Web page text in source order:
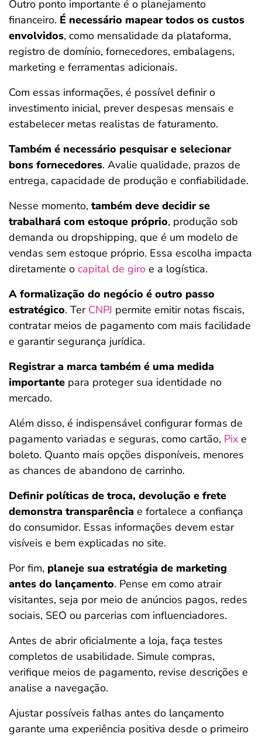
Outro ponto importante é o planejamento
financeiro. É necessário mapear todos os custos
envolvidos, como mensalidade da plataforma,
registro de domínio, fornecedores, embalagens,
marketing e ferramentas adicionais.
Com essas informações, é possível definir o
investimento inicial, prever despesas mensais e
estabelecer metas realistas de faturamento.
Também é necessário pesquisar e selecionar
bons fornecedores. Avalie qualidade, prazos de
entrega, capacidade de produção e confiabilidade.
Nesse momento, também deve decidir se
trabalhará com estoque próprio, produção sob
demanda ou dropshipping, que é um modelo de
vendas sem estoque próprio. Essa escolha impacta
diretamente o capital de giro e a logística.
A formalização do negócio é outro passo
estratégico. Ter CNPJ permite emitir notas fiscais,
contratar meios de pagamento com mais facilidade
e garantir segurança jurídica.
Registrar a marca também é uma medida
importante para proteger sua identidade no
mercado.
Além disso, é indispensável configurar formas de
pagamento variadas e seguras, como cartão, Pix e
boleto. Quanto mais opções disponíveis, menores
as chances de abandono de carrinho.
Definir políticas de troca, devolução e frete
demonstra transparência e fortalece a confiança
do consumidor. Essas informações devem estar
visíveis e bem explicadas no site.
Por fim, planeje sua estratégia de marketing
antes do lançamento. Pense em como atrair
visitantes, seja por meio de anúncios pagos, redes
sociais, SEO ou parcerias com influenciadores.
Antes de abrir oficialmente a loja, faça testes
completos de usabilidade. Simule compras,
verifique meios de pagamento, revise descrições e
analise a navegação.
Ajustar possíveis falhas antes do lançamento
garante uma experiência positiva desde o primeiro